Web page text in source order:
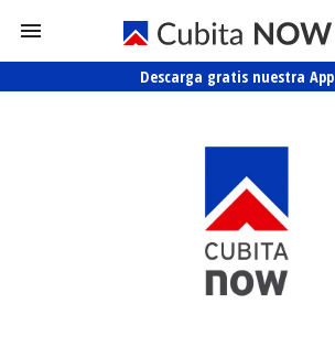
Descarga gratis nuestra App